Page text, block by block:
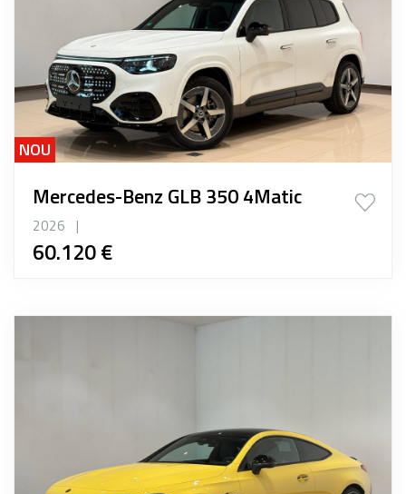
NOU
Mercedes-Benz GLB 350 4Matic
2026 |
60.120 €